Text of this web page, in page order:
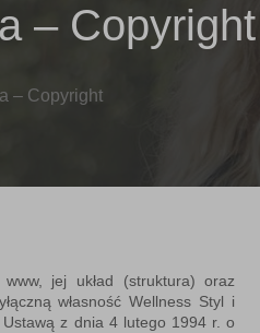
– Copyright
– Copyright
jej układ (struktura) oraz
własność Wellness Styl i
z dnia 4 lutego 1994 r. o